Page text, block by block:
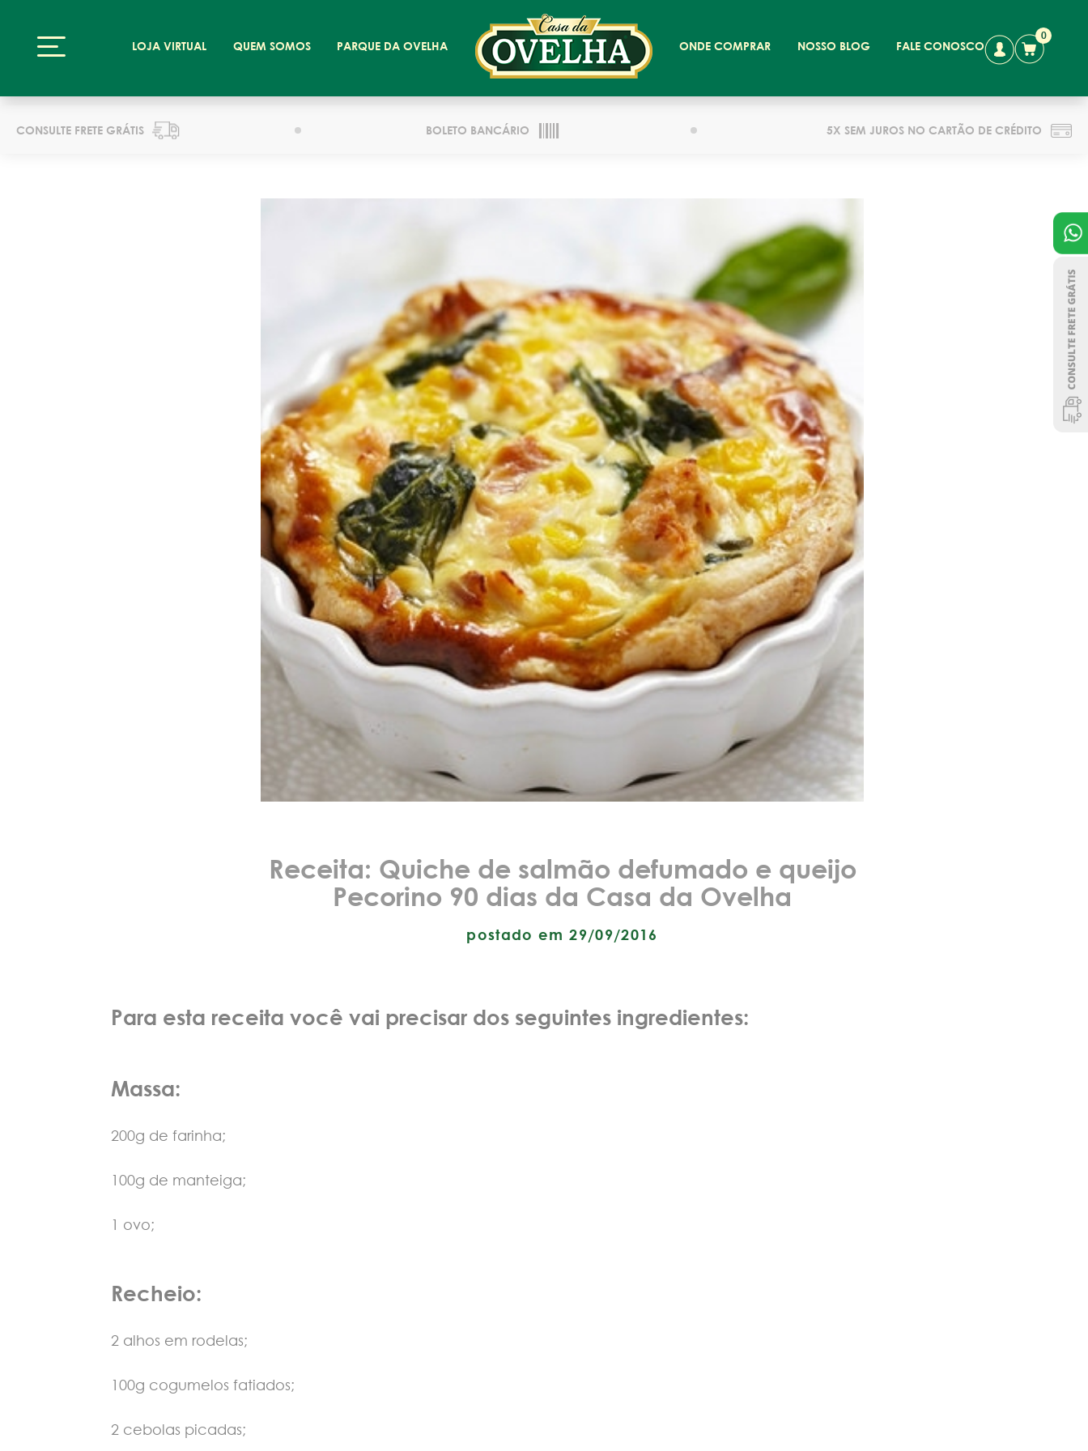
0
LOJA VIRTUAL QUEM SOMOS PARQUE DA OVELHA ONDE COMPRAR NOSSO BLOG FALE CONOSCO
CONSULTE FRETE GRÁTIS BOLETO BANCÁRIO 5X SEM JUROS NO CARTÃO DE CRÉDITO
Receita: Quiche de salmão defumado e queijo
Pecorino 90 dias da Casa da Ovelha
postado em 29/09/2016
Para esta receita você vai precisar dos seguintes ingredientes:
Massa:
200g de farinha;
100g de manteiga;
1 ovo;
Recheio:
2 alhos em rodelas;
100g cogumelos fatiados;
2 cebolas picadas;